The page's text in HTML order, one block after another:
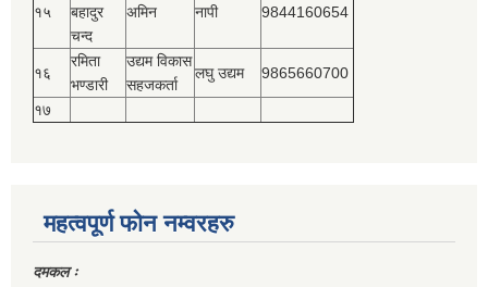
१५
बहादुर
चन्द
अमिन नापी 9844160654
१६
रमिता
भण्डारी
उद्यम विकास
सहजकर्ता
लघु उद्यम 9865660700
१७
महत्वपूर्ण फोन नम्वरहरु
दमकल ः